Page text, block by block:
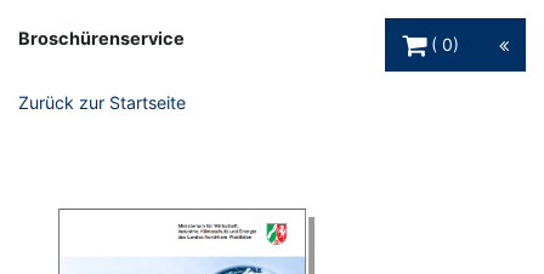
Broschürenservice
0
Zurück zur Startseite